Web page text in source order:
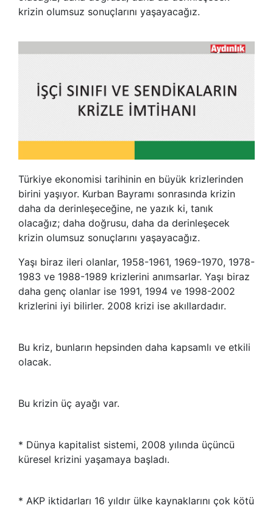
krizin olumsuz sonuçlarını yaşayacağız.
Türkiye ekonomisi tarihinin en büyük krizlerinden
birini yaşıyor. Kurban Bayramı sonrasında krizin
daha da derinleşeceğine, ne yazık ki, tanık
olacağız; daha doğrusu, daha da derinleşecek
krizin olumsuz sonuçlarını yaşayacağız.
Yaşı biraz ileri olanlar, 1958-1961, 1969-1970, 1978-
1983 ve 1988-1989 krizlerini anımsarlar. Yaşı biraz
daha genç olanlar ise 1991, 1994 ve 1998-2002
krizlerini iyi bilirler. 2008 krizi ise akıllardadır.
Bu kriz, bunların hepsinden daha kapsamlı ve etkili
olacak.
Bu krizin üç ayağı var.
* Dünya kapitalist sistemi, 2008 yılında üçüncü
küresel krizini yaşamaya başladı.
* AKP iktidarları 16 yıldır ülke kaynaklarını çok kötü